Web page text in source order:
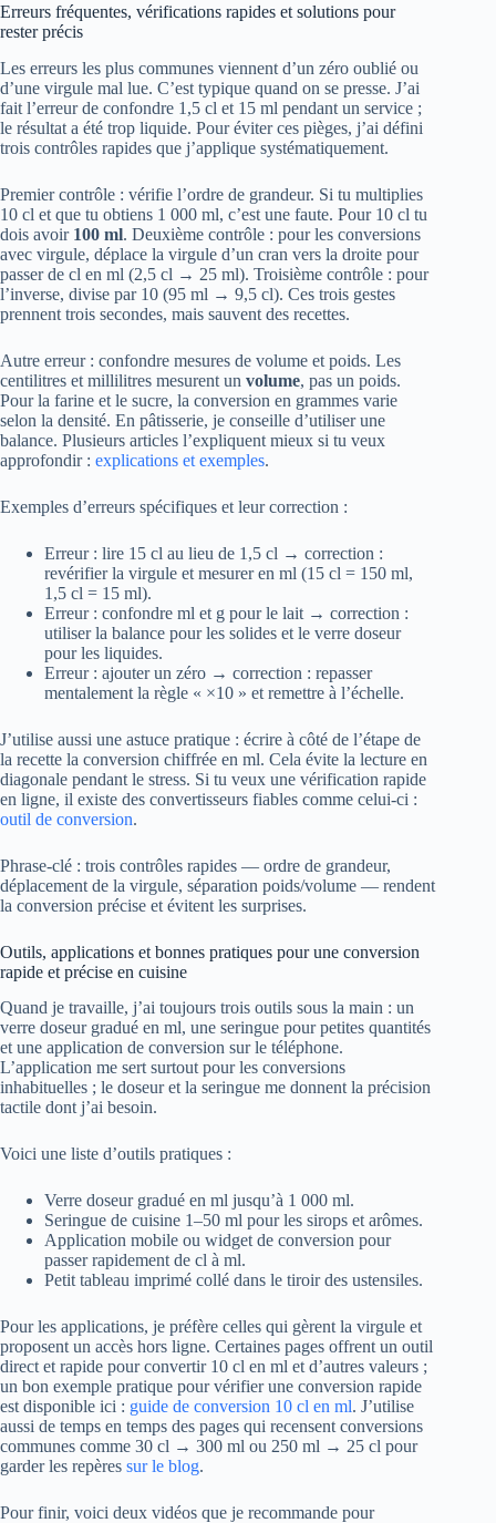
Erreurs fréquentes, vérifications rapides et solutions pour
rester précis
Les erreurs les plus communes viennent d’un zéro oublié ou
d’une virgule mal lue. C’est typique quand on se presse. J’ai
fait l’erreur de confondre 1,5 cl et 15 ml pendant un service ;
le résultat a été trop liquide. Pour éviter ces pièges, j’ai défini
trois contrôles rapides que j’applique systématiquement.
Premier contrôle : vérifie l’ordre de grandeur. Si tu multiplies
10 cl et que tu obtiens 1 000 ml, c’est une faute. Pour 10 cl tu
dois avoir 100 ml. Deuxième contrôle : pour les conversions
avec virgule, déplace la virgule d’un cran vers la droite pour
passer de cl en ml (2,5 cl → 25 ml). Troisième contrôle : pour
l’inverse, divise par 10 (95 ml → 9,5 cl). Ces trois gestes
prennent trois secondes, mais sauvent des recettes.
Autre erreur : confondre mesures de volume et poids. Les
centilitres et millilitres mesurent un volume, pas un poids.
Pour la farine et le sucre, la conversion en grammes varie
selon la densité. En pâtisserie, je conseille d’utiliser une
balance. Plusieurs articles l’expliquent mieux si tu veux
approfondir : explications et exemples.
Exemples d’erreurs spécifiques et leur correction :
Erreur : lire 15 cl au lieu de 1,5 cl → correction :
revérifier la virgule et mesurer en ml (15 cl = 150 ml,
1,5 cl = 15 ml).
Erreur : confondre ml et g pour le lait → correction :
utiliser la balance pour les solides et le verre doseur
pour les liquides.
Erreur : ajouter un zéro → correction : repasser
mentalement la règle « ×10 » et remettre à l’échelle.
J’utilise aussi une astuce pratique : écrire à côté de l’étape de
la recette la conversion chiffrée en ml. Cela évite la lecture en
diagonale pendant le stress. Si tu veux une vérification rapide
en ligne, il existe des convertisseurs fiables comme celui-ci :
outil de conversion.
Phrase-clé : trois contrôles rapides — ordre de grandeur,
déplacement de la virgule, séparation poids/volume — rendent
la conversion précise et évitent les surprises.
Outils, applications et bonnes pratiques pour une conversion
rapide et précise en cuisine
Quand je travaille, j’ai toujours trois outils sous la main : un
verre doseur gradué en ml, une seringue pour petites quantités
et une application de conversion sur le téléphone.
L’application me sert surtout pour les conversions
inhabituelles ; le doseur et la seringue me donnent la précision
tactile dont j’ai besoin.
Voici une liste d’outils pratiques :
Verre doseur gradué en ml jusqu’à 1 000 ml.
Seringue de cuisine 1–50 ml pour les sirops et arômes.
Application mobile ou widget de conversion pour
passer rapidement de cl à ml.
Petit tableau imprimé collé dans le tiroir des ustensiles.
Pour les applications, je préfère celles qui gèrent la virgule et
proposent un accès hors ligne. Certaines pages offrent un outil
direct et rapide pour convertir 10 cl en ml et d’autres valeurs ;
un bon exemple pratique pour vérifier une conversion rapide
est disponible ici : guide de conversion 10 cl en ml. J’utilise
aussi de temps en temps des pages qui recensent conversions
communes comme 30 cl → 300 ml ou 250 ml → 25 cl pour
garder les repères sur le blog.
Pour finir, voici deux vidéos que je recommande pour